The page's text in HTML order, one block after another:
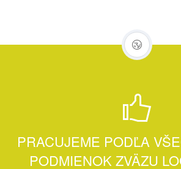
PRACUJEME PODĽA
PODMIENOK ZVÄZU